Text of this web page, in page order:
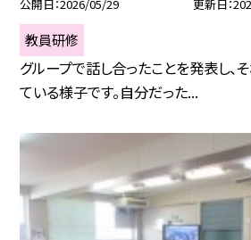
公開日 2026/05/29 更新日
教員研修
グループで話し合ったことを発表し、
ている様子です。自分だった...